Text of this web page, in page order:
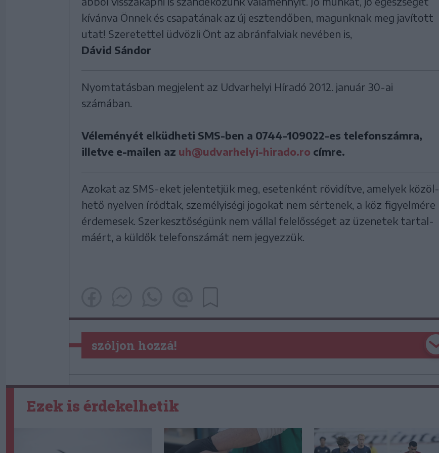
kívánva Önnek és csapatának az új esztendőben, magunknak meg javított
utat! Szeretettel üdvözli Önt az abránfalviak nevében is,
Dávid Sándor
Nyomtatásban megjelent az Udvarhelyi Híradó 2012. január 30-ai
számában.
Véleményét elküdheti SMS-ben a 0744-109022-es telefonszámra,
illetve e-mailen az uh@udvarhelyi-hirado.ro címre.
Azo­kat az SMS-eket je­len­tet­jük meg, esetenként rövidítve, ame­lyek kö­zöl­
he­tő nyel­ven íród­tak, sze­mé­lyi­sé­gi jo­go­kat nem sér­te­nek, a köz fi­gyel­mé­re
ér­de­me­sek. Szer­kesz­tősé­günk nem vál­lal fe­le­lős­sé­get az üzenetek tar­tal­
má­ért, a kül­dők te­le­fon­szá­mát nem je­gyez­zük.
szóljon hozzá!
Ezek is érdekelhetik